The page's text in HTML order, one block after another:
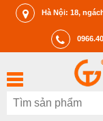
Hà Nội: 18,